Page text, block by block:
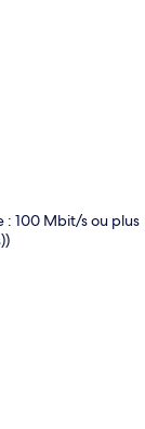
: 100 Mbit/s ou plus